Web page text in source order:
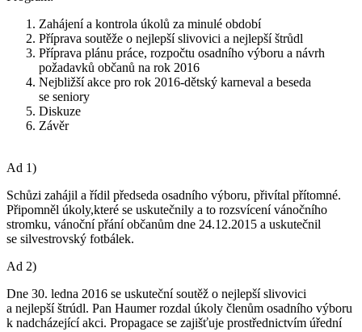
Zahájení a kontrola úkolů za minulé období
Příprava soutěže o nejlepší slivovici a nejlepší štrůdl
Příprava plánu práce, rozpočtu osadního výboru a návrh
požadavků občanů na rok 2016
Nejbližší akce pro rok 2016-dětský karneval a beseda
se seniory
Diskuze
Závěr
Ad 1)
Schůzi zahájil a řídil předseda osadního výboru, přivítal přítomné.
Připomněl úkoly,které se uskutečnily a to rozsvícení vánočního
stromku, vánoční přání občanům dne 24.12.2015 a uskutečnil
se silvestrovský fotbálek.
Ad 2)
Dne 30. ledna 2016 se uskuteční soutěž o nejlepší slivovici
a nejlepší štrúdl. Pan Haumer rozdal úkoly členům osadního výboru
k nadcházející akci. Propagace se zajišťuje prostřednictvím úřední